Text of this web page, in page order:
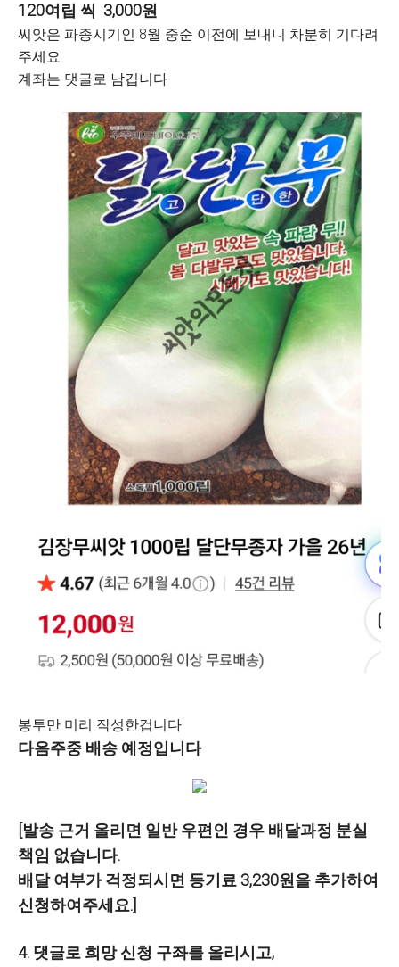
120여립 씩 3,000원
씨앗은 파종시기인 8월 중순 이전에 보내니 차분히 기다려
주세요
계좌는 댓글로 남깁니다
봉투만 미리 작성한겁니다
다음주중 배송 예정입니다
[발송 근거 올리면 일반 우편인 경우 배달과정 분실
책임 없습니다.
배달 여부가 걱정되시면 등기료 3,230원을 추가하여
신청하여주세요.]
4. 댓글로 희망 신청 구좌를 올리시고,